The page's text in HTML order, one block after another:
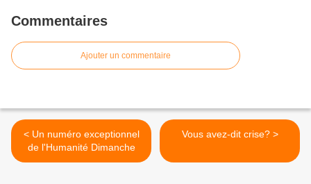
Commentaires
Ajouter un commentaire
< Un numéro exceptionnel
de l'Humanité Dimanche
Vous avez-dit crise? >